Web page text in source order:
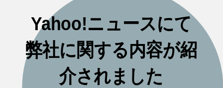
Yahoo!ニュースにて
弊社に関する内容が紹
介されました